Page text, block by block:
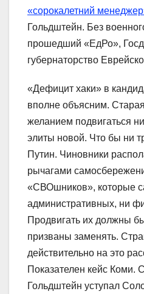
«сорокалетний
Гольдштейн. Без
прошедший «ЕдРо»,
губернаторство
«Дефицит хаки» в
вполне объясним.
желанием подвигаться
элиты новой. Что бы ни
Путин. Чиновники
рычагами
«СВОшников», которые
административных, ни
Продвигать их должны
призваны заменять.
действительно на это
Показателен кейс Коми.
Гольдштейн уступал